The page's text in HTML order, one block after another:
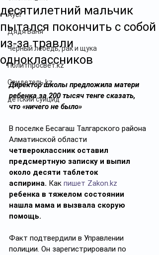
Ayel
Дядя Ваня
Чёрный лебедь, рак и щука
Политпросвет.kz
Свидетель.kz
детский суицид
десятилетний мальчик
пытался покончить с собой
из-за травли
одноклассников
Директор школы предложила матери
ребенка за 200 тысяч тенге сказать,
что «ничего не было»
В поселке Бесагаш Талгарского района
Алматинской области
четвероклассник оставил
предсмертную записку и выпил
около десяти таблеток
аспирина. Как пишет Zakon.kz
ребенка в тяжелом состоянии
нашла мама и вызвала скорую
помощь.
Факт подтвердили в Управлении
полиции. Он зарегистрировали по